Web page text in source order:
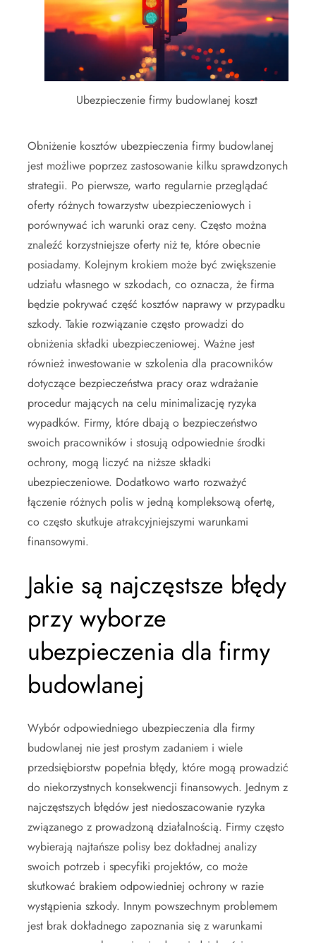
Ubezpieczenie firmy budowlanej koszt
Obniżenie kosztów ubezpieczenia firmy budowlanej
jest możliwe poprzez zastosowanie kilku sprawdzonych
strategii. Po pierwsze, warto regularnie przeglądać
oferty różnych towarzystw ubezpieczeniowych i
porównywać ich warunki oraz ceny. Często można
znaleźć korzystniejsze oferty niż te, które obecnie
posiadamy. Kolejnym krokiem może być zwiększenie
udziału własnego w szkodach, co oznacza, że firma
będzie pokrywać część kosztów naprawy w przypadku
szkody. Takie rozwiązanie często prowadzi do
obniżenia składki ubezpieczeniowej. Ważne jest
również inwestowanie w szkolenia dla pracowników
dotyczące bezpieczeństwa pracy oraz wdrażanie
procedur mających na celu minimalizację ryzyka
wypadków. Firmy, które dbają o bezpieczeństwo
swoich pracowników i stosują odpowiednie środki
ochrony, mogą liczyć na niższe składki
ubezpieczeniowe. Dodatkowo warto rozważyć
łączenie różnych polis w jedną kompleksową ofertę,
co często skutkuje atrakcyjniejszymi warunkami
finansowymi.
Jakie są najczęstsze błędy
przy wyborze
ubezpieczenia dla firmy
budowlanej
Wybór odpowiedniego ubezpieczenia dla firmy
budowlanej nie jest prostym zadaniem i wiele
przedsiębiorstw popełnia błędy, które mogą prowadzić
do niekorzystnych konsekwencji finansowych. Jednym z
najczęstszych błędów jest niedoszacowanie ryzyka
związanego z prowadzoną działalnością. Firmy często
wybierają najtańsze polisy bez dokładnej analizy
swoich potrzeb i specyfiki projektów, co może
skutkować brakiem odpowiedniej ochrony w razie
wystąpienia szkody. Innym powszechnym problemem
jest brak dokładnego zapoznania się z warunkami